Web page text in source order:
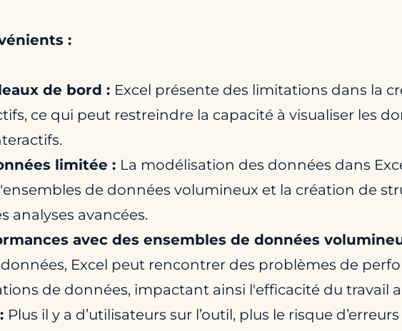
:
de bord : Excel présente des limitations dans la
ce qui peut restreindre la capacité à visualiser les
limitée : La modélisation des données dans
de données volumineux et la création de
analyses avancées.
avec des ensembles de données
Excel peut rencontrer des problèmes de
de données, impactant ainsi l'efficacité du travail
Plus il y a d’utilisateurs sur l’outil, plus le risque